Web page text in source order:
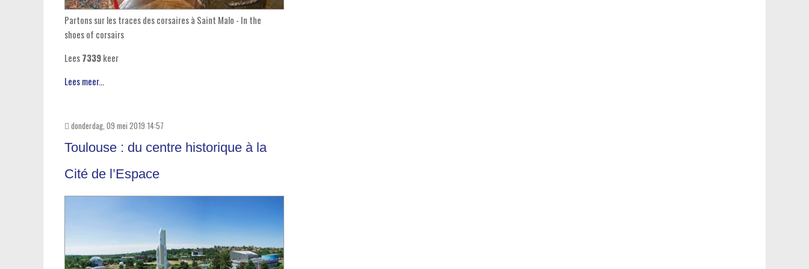
Partons sur les traces des corsaires à Saint Malo - In the
shoes of corsairs
Lees7339keer
Lees meer...
donderdag, 09 mei 2019 14:57
Toulouse : du centre historique à la
Cité de l’Espace